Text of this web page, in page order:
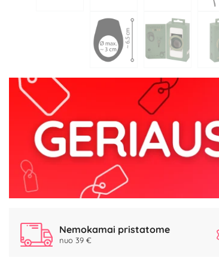
Nemokamai pristatome
nuo 39 €